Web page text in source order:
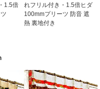
1.5倍
れフリル付き・1.5倍ヒダ
100mmプリーツ 防音 遮
熱 裏地付き